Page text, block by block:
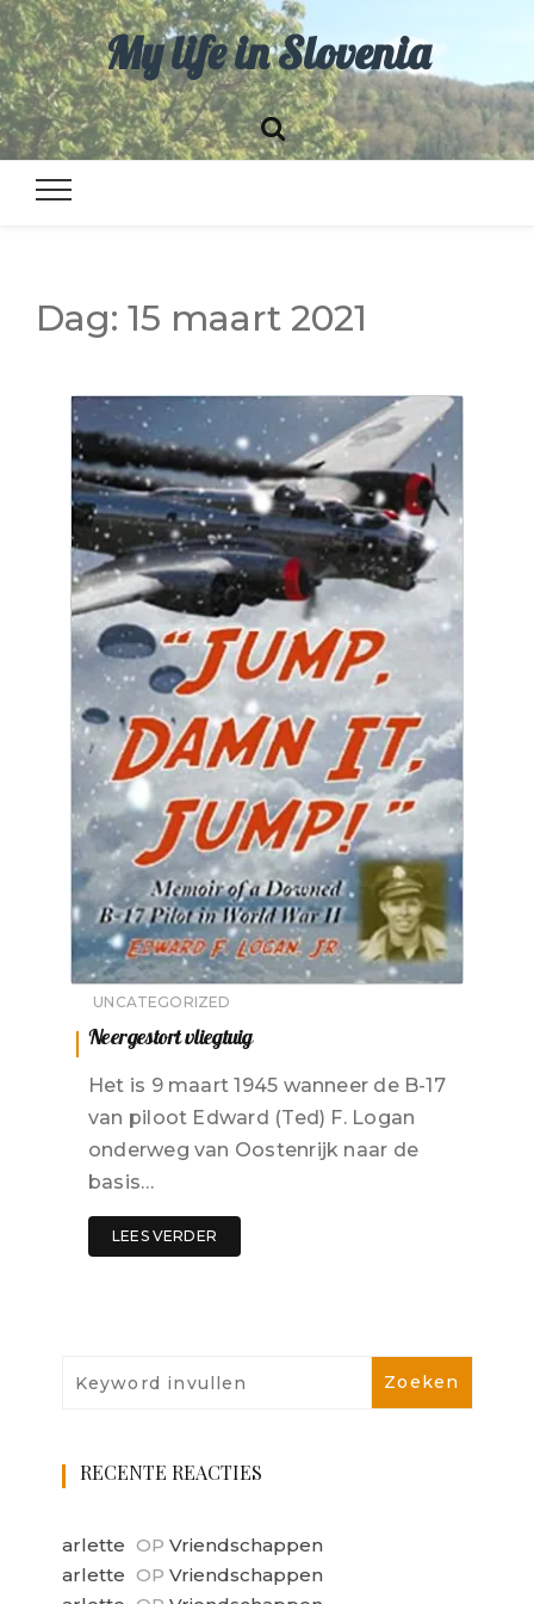
My life in Slovenia
Dag: 15 maart 2021
UNCATEGORIZED
Neergestort vliegtuig
Het is 9 maart 1945 wanneer de B-17
van piloot Edward (Ted) F. Logan
onderweg van Oostenrijk naar de
basis…
LEES VERDER
RECENTE REACTIES
arlette OP Vriendschappen
arlette OP Vriendschappen